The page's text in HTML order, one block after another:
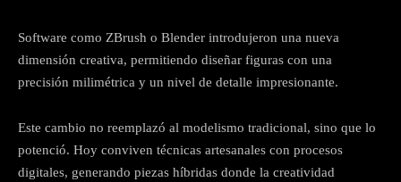
Software como ZBrush o Blender introdujeron una nueva
dimensión creativa, permitiendo diseñar figuras con una
precisión milimétrica y un nivel de detalle impresionante.
Este cambio no reemplazó al modelismo tradicional, sino que lo
potenció. Hoy conviven técnicas artesanales con procesos
digitales, generando piezas híbridas donde la creatividad